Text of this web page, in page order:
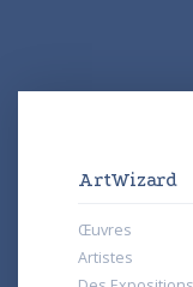
ArtWizard
Œuvres
Artistes